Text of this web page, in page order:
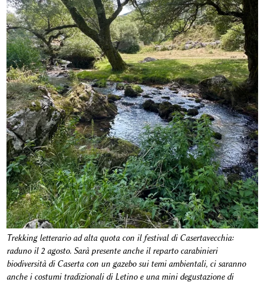
Trekking letterario ad alta quota con il festival di Casertavecchia:
raduno il 2 agosto. Sarà presente anche il reparto carabinieri
biodiversità di Caserta con un gazebo sui temi ambientali, ci saranno
anche i costumi tradizionali di Letino e una mini degustazione di